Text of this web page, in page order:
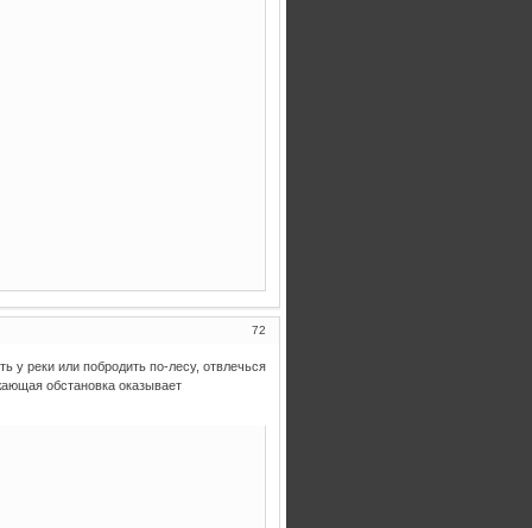
72
у реки или побродить по-лесу, отвлечься
обстановка оказывает